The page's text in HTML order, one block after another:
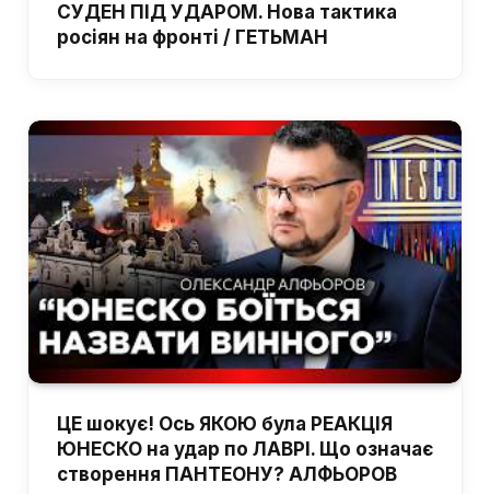
СУДЕН ПІД УДАРОМ. Нова тактика
росіян на фронті / ГЕТЬМАН
ЦЕ шокує! Ось ЯКОЮ була РЕАКЦІЯ
ЮНЕСКО на удар по ЛАВРІ. Що означає
створення ПАНТЕОНУ? АЛФЬОРОВ